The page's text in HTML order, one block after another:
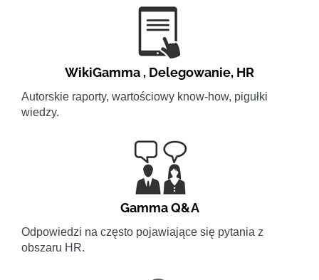
WikiGamma , Delegowanie, HR
Autorskie raporty, wartościowy know-how, pigułki
wiedzy.
Gamma Q&A
Odpowiedzi na często pojawiające się pytania z
obszaru HR.